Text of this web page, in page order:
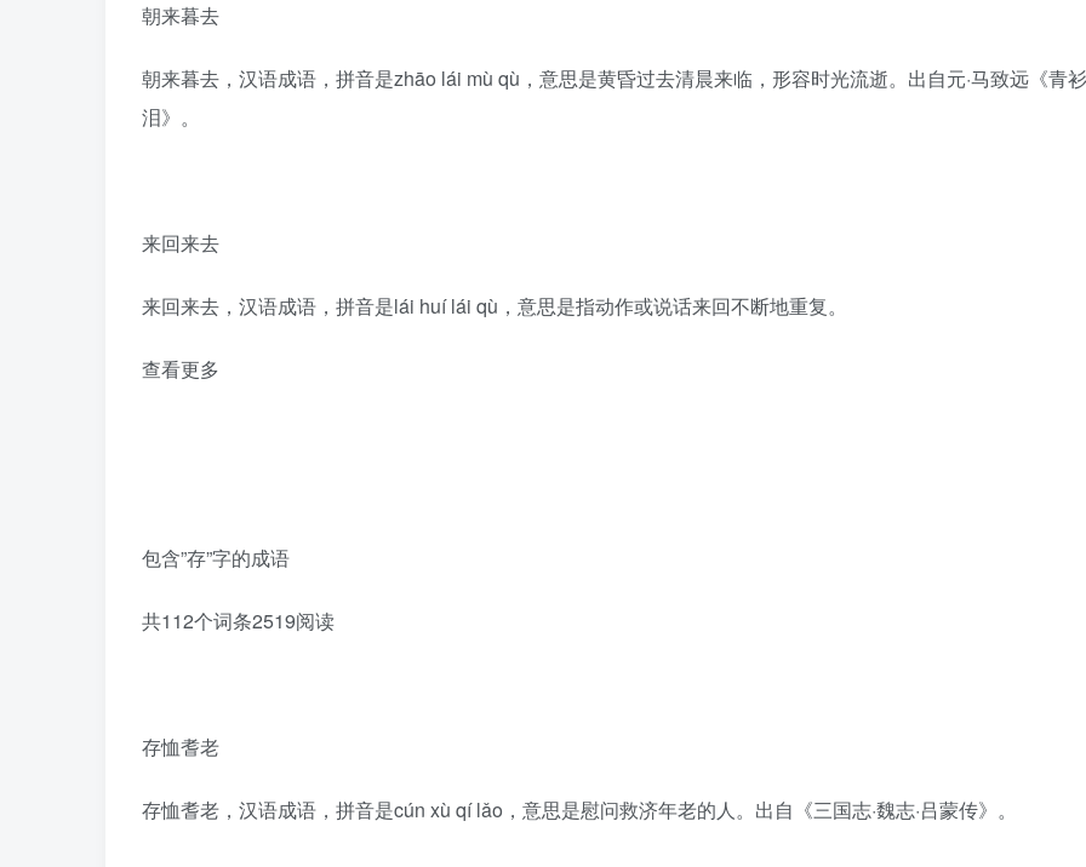
朝来暮去
朝来暮去，汉语成语，拼音是zhāo lái mù qù，意思是黄昏过去清晨来临，形容时光流逝。出自元·马致远《青衫
泪》。
来回来去
来回来去，汉语成语，拼音是lái huí lái qù，意思是指动作或说话来回不断地重复。
查看更多
包含”存”字的成语
共112个词条2519阅读
存恤耆老
存恤耆老，汉语成语，拼音是cún xù qí lǎo，意思是慰问救济年老的人。出自《三国志·魏志·吕蒙传》。